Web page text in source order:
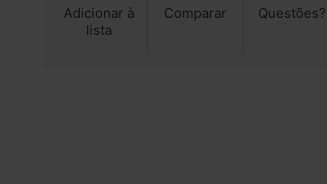
Adicionar à
lista
Comparar Questões?